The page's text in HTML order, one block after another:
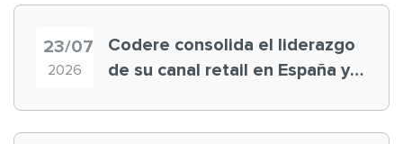
23/07
2026
Codere consolida el liderazgo
de su canal retail en España y